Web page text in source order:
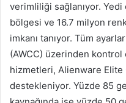
verimliliği sağlanıyor. Yedi
bölgesi ve 16.7 milyon
imkanı tanıyor. Tüm
(AWCC) üzerinden
hizmetleri, Alienware Elite
destekleniyor. Yüzde 85